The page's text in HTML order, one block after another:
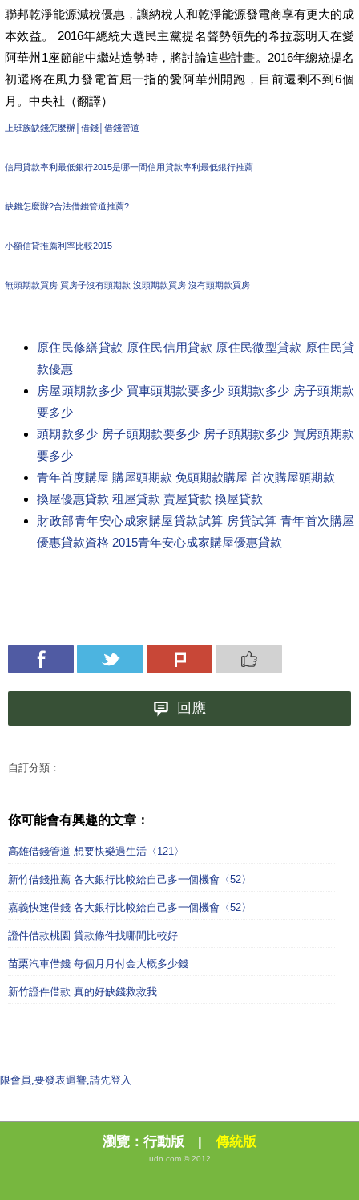
聯邦乾淨能源減稅優惠，讓納稅人和乾淨能源發電商享有更大的成
本效益。 2016年總統大選民主黨提名聲勢領先的希拉蕊明天在愛
阿華州1座節能中繼站造勢時，將討論這些計畫。2016年總統提名
初選將在風力發電首屈一指的愛阿華州開跑，目前還剩不到6個
月。中央社（翻譯）
上班族缺錢怎麼辦│借錢│借錢管道
信用貸款率利最低銀行2015是哪一間信用貸款率利最低銀行推薦
缺錢怎麼辦?合法借錢管道推薦?
小額信貸推薦利率比較2015
無頭期款買房 買房子沒有頭期款 沒頭期款買房 沒有頭期款買房
原住民修繕貸款 原住民信用貸款 原住民微型貸款 原住民貸
款優惠
房屋頭期款多少 買車頭期款要多少 頭期款多少 房子頭期款
要多少
頭期款多少 房子頭期款要多少 房子頭期款多少 買房頭期款
要多少
青年首度購屋 購屋頭期款 免頭期款購屋 首次購屋頭期款
換屋優惠貸款 租屋貸款 賣屋貸款 換屋貸款
財政部青年安心成家購屋貸款試算 房貸試算 青年首次購屋
優惠貸款資格 2015青年安心成家購屋優惠貸款
回應
自訂分類：
你可能會有興趣的文章：
高雄借錢管道 想要快樂過生活〈121〉
新竹借錢推薦 各大銀行比較給自己多一個機會〈52〉
嘉義快速借錢 各大銀行比較給自己多一個機會〈52〉
證件借款桃園 貸款條件找哪間比較好
苗栗汽車借錢 每個月月付金大概多少錢
新竹證件借款 真的好缺錢救救我
限會員,要發表迴響,請先登入
瀏覽： 行動版 | 傳統版
udn.com © 2012